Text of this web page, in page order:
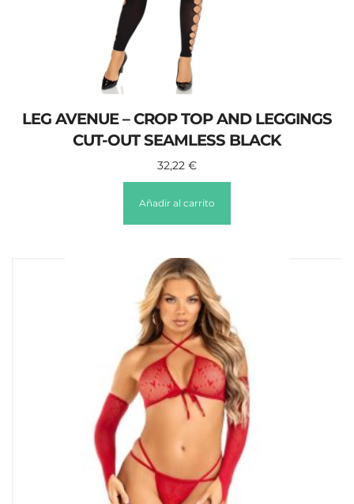
LEG AVENUE – CROP TOP AND LEGGINGS
CUT-OUT SEAMLESS BLACK
32,22 €
Añadir al carrito